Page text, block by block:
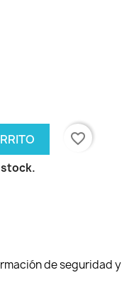
favorite_border
de seguridad y